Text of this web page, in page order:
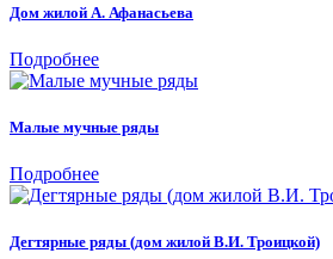
Дом жилой А. Афанасьева
Подробнее
Малые мучные ряды
Подробнее
Дегтярные ряды (дом жилой В.И. Троицкой)